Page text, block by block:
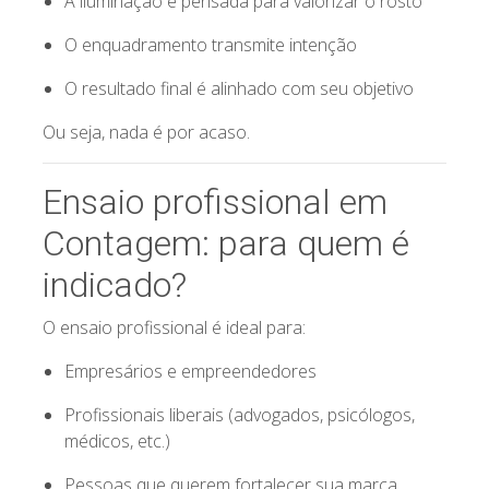
O enquadramento transmite intenção
O resultado final é alinhado com seu objetivo
Ou seja, nada é por acaso.
Ensaio profissional em
Contagem: para quem é
indicado?
O ensaio profissional é ideal para:
Empresários e empreendedores
Profissionais liberais (advogados, psicólogos,
médicos, etc.)